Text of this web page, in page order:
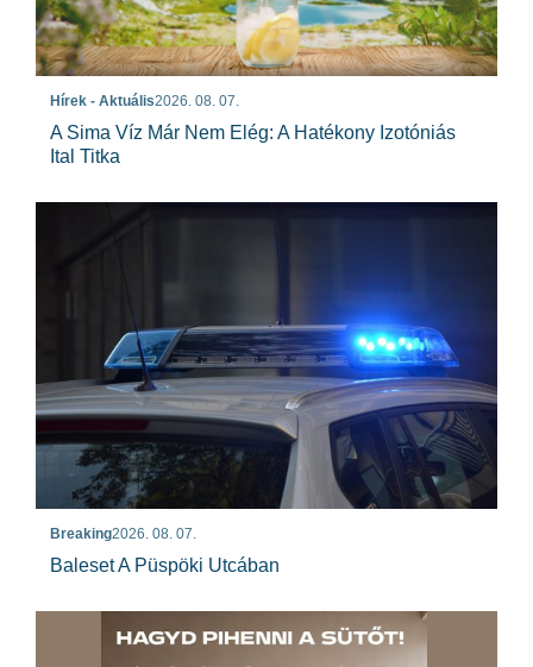
Hírek - Aktuális2026. 08. 07.
A Sima Víz Már Nem Elég: A Hatékony Izotóniás
Ital Titka
Breaking2026. 08. 07.
Baleset A Püspöki Utcában